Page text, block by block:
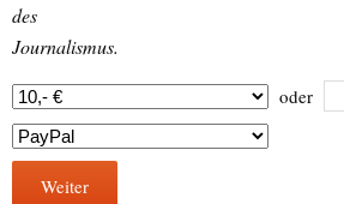
des
Journalismus.
oder
Weiter